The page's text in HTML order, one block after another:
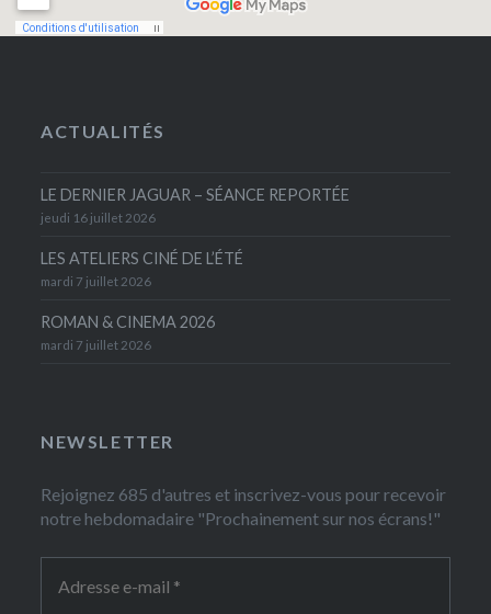
ACTUALITÉS
LE DERNIER JAGUAR – SÉANCE REPORTÉE
jeudi 16 juillet 2026
LES ATELIERS CINÉ DE L’ÉTÉ
mardi 7 juillet 2026
ROMAN & CINEMA 2026
mardi 7 juillet 2026
NEWSLETTER
Rejoignez 685 d'autres et inscrivez-vous pour recevoir
notre hebdomadaire "Prochainement sur nos écrans!"